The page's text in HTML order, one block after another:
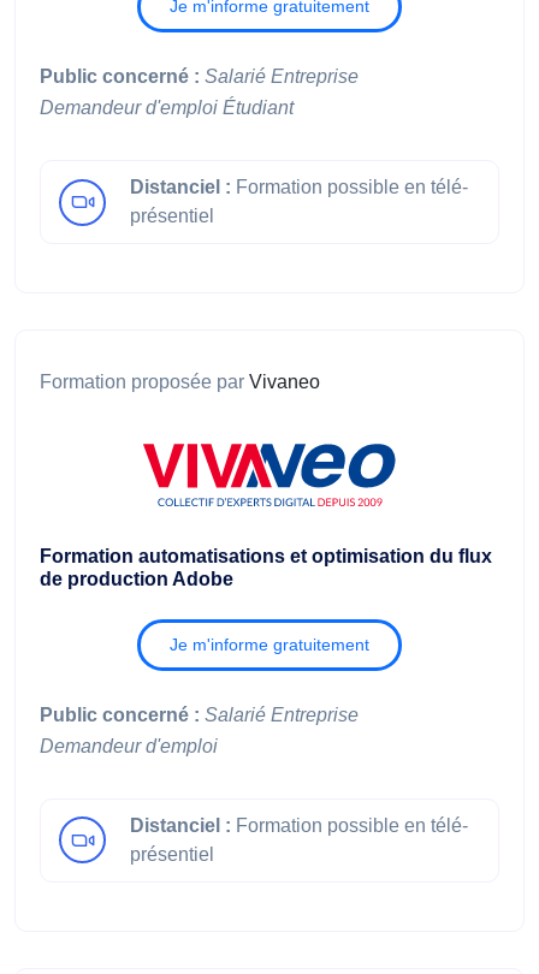
Je m'informe gratuitement
Public concerné : Salarié Entreprise
Demandeur d'emploi Étudiant
Distanciel : Formation possible en télé-
présentiel
Formation proposée par Vivaneo
Formation automatisations et optimisation du flux
de production Adobe
Je m'informe gratuitement
Public concerné : Salarié Entreprise
Demandeur d'emploi
Distanciel : Formation possible en télé-
présentiel